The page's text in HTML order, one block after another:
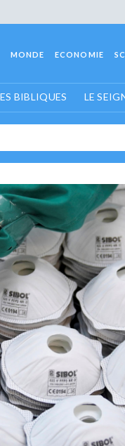
MONDE ECONOMIE
BIBLIQUES LE